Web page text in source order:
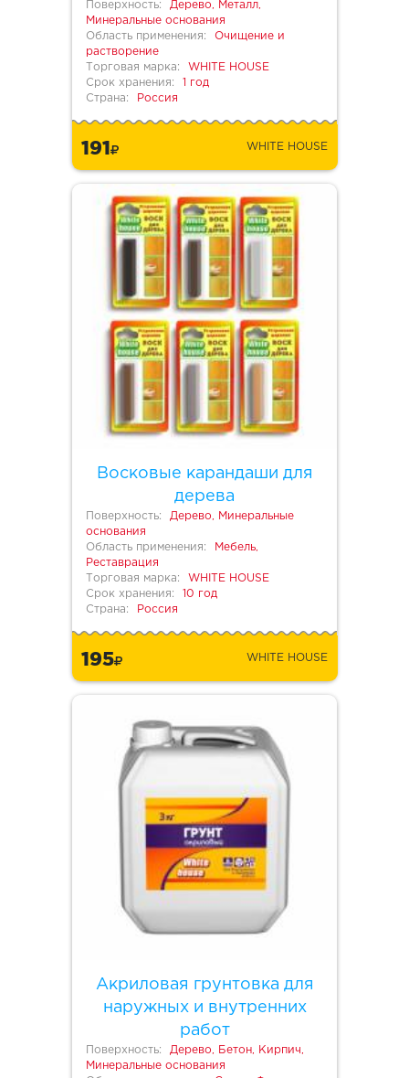
Поверхность:
Дерево, Металл,
Минеральные основания
Область применения:
Очищение и
растворение
Торговая марка:
WHITE HOUSE
Срок хранения:
1 год
Страна:
Россия
191 WHITE HOUSE
Восковые карандаши для
дерева
Поверхность:
Дерево, Минеральные
основания
Область применения:
Мебель,
Реставрация
Торговая марка:
WHITE HOUSE
Срок хранения:
10 год
Страна:
Россия
195 WHITE HOUSE
Акриловая грунтовка для
наружных и внутренних
работ
Поверхность:
Дерево, Бетон, Кирпич,
Минеральные основания